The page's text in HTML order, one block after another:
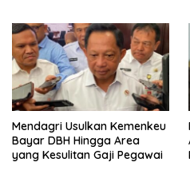
Mendagri Usulkan Kemenkeu
Bayar DBH Hingga Area
yang Kesulitan Gaji Pegawai